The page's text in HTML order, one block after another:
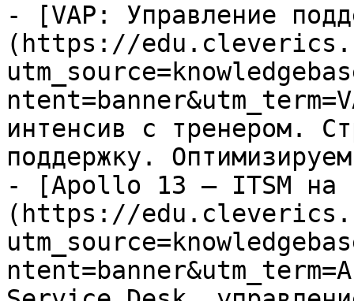
- [VAP: Управление
(https://
интенсив с тренером.
поддержку.
- [Apollo 13 — ITSM на
(https://